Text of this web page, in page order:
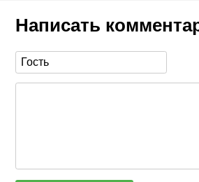
Написать